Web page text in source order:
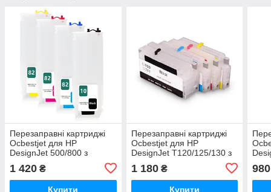
Перезаправні картриджі
Ocbestjet для HP
DesignJet 500/800 з
підвищеного об'єму 280
мл
1 420 ₴
Купити
Перезаправні картриджі
Ocbestjet для HP
DesignJet T120/125/130 з
1 180₴
Купити
єму
980